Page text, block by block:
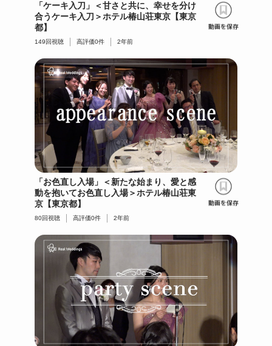
「ケーキ入刀」＜甘さと共に、幸せを分け
合うケーキ入刀＞ホテル椿山荘東京【東京
都】
149回視聴 高評価0件 2年前
「お色直し入場」＜新たな始まり、愛と感
動を抱いてお色直し入場＞ホテル椿山荘東
京【東京都】
80回視聴 高評価0件 2年前